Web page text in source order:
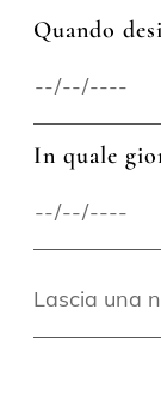
Quando
In quale